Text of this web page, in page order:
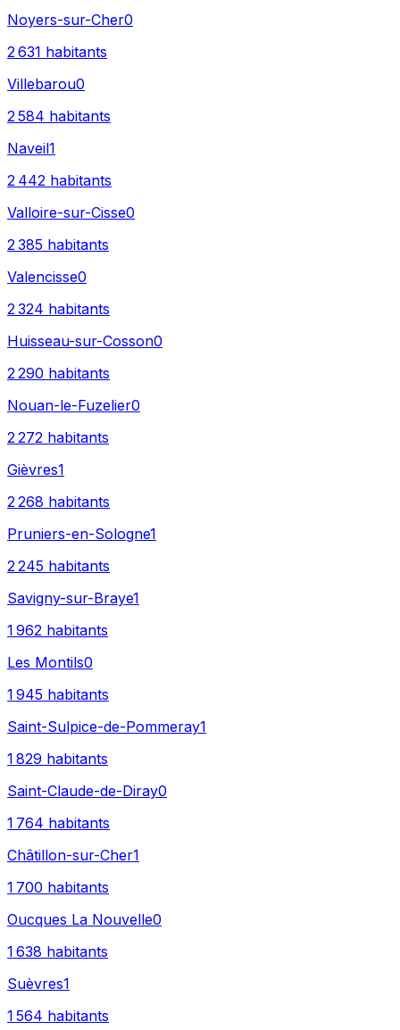
Noyers-sur-Cher0
2 631 habitants
Villebarou0
2 584 habitants
Naveil1
2 442 habitants
Valloire-sur-Cisse0
2 385 habitants
Valencisse0
2 324 habitants
Huisseau-sur-Cosson0
2 290 habitants
Nouan-le-Fuzelier0
2 272 habitants
Gièvres1
2 268 habitants
Pruniers-en-Sologne1
2 245 habitants
Savigny-sur-Braye1
1 962 habitants
Les Montils0
1 945 habitants
Saint-Sulpice-de-Pommeray1
1 829 habitants
Saint-Claude-de-Diray0
1 764 habitants
Châtillon-sur-Cher1
1 700 habitants
Oucques La Nouvelle0
1 638 habitants
Suèvres1
1 564 habitants